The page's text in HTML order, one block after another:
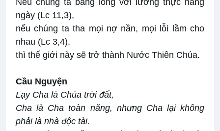
Nếu chúng ta bằng lòng với lương thực hàng
ngày (Lc 11,3),
nếu chúng ta tha mọi nợ nần, mọi lỗi lầm cho
nhau (Lc 3,4),
thì thế giới này sẽ trở thành Nước Thiên Chúa.
Cầu Nguyện
Lạy Cha là Chúa trời đất,
Cha là Cha toàn năng, nhưng Cha lại không
phải là nhà độc tài.